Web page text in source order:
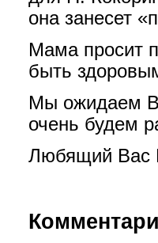
она занесет
Мама просит
быть
Мы ожидаем
очень будем
Любящий Вас